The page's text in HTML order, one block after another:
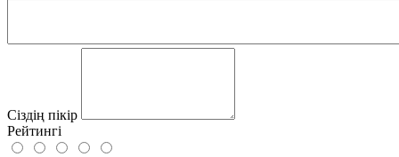
Сіздің пікір
Рейтингі